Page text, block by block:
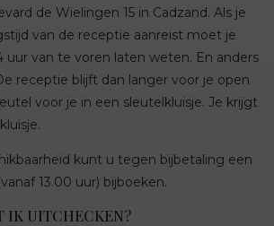
de Wielingen 15 in Cadzand. Als je
van de receptie aanreist moet je
uur van te voren laten weten. En anders
receptie blijft dan langer voor je open
voor je in een sleutelkluisje. Je krijgt
kunt u tegen bijbetaling een
13.00 uur) bijboeken.
IK UITCHECKEN?